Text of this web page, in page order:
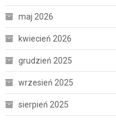
maj 2026
kwiecień 2026
grudzień 2025
wrzesień 2025
sierpień 2025